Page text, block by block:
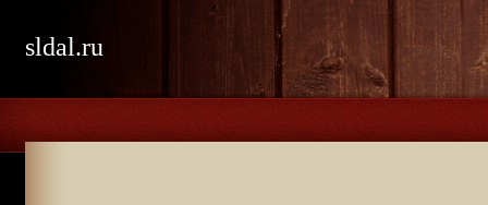
sldal.ru